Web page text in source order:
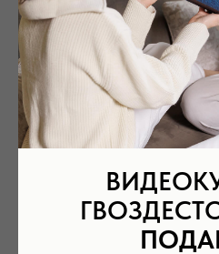
Скидка за каждый
садху
Хотите
информации?